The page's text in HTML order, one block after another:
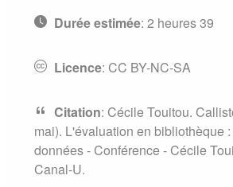
Durée estimée: 2 heures 39
Licence: CC BY-NC-SA
Citation: Cécile Touitou.
mai). L'évaluation en bibliothèque
données - Conférence - Cécile
Canal-U.